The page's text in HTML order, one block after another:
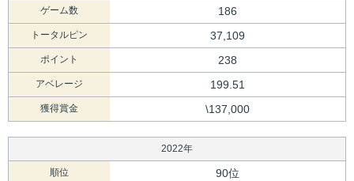
ゲーム数 186
トータルピン 37,109
ポイント 238
アベレージ 199.51
獲得賞金 \137,000
2022年
順位 90位